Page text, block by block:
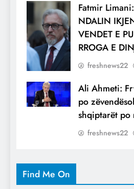
Fatmir
NDALIN
VENDET E
RROGA E
freshnews22
Ali Ahmeti:
po
shqiptarët
freshnews22
Find Me On